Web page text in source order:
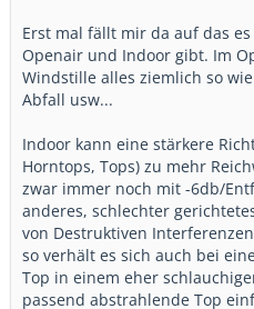
Erst mal fällt mir da auf das
Openair und Indoor gibt. Im
Windstille alles ziemlich so
Abfall usw...
Indoor kann eine stärkere
Horntops, Tops) zu mehr
zwar immer noch mit -6db/
anderes, schlechter
von Destruktiven
so verhält es sich auch bei
Top in einem eher
passend abstrahlende Top